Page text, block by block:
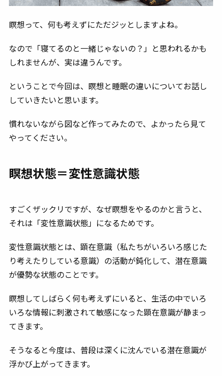
瞑想って、何も考えずにただジッとしますよね。
なので「寝てるのと一緒じゃないの？」と思われるかも
しれませんが、実は違うんです。
ということで今回は、瞑想と睡眠の違いについてお話し
していきたいと思います。
慣れないながら図など作ってみたので、よかったら見て
やってください。
瞑想状態＝変性意識状態
すごくザックリですが、なぜ瞑想をやるのかと言うと、
それは「変性意識状態」になるためです。
変性意識状態とは、顕在意識（私たちがいろいろ感じた
り考えたりしている意識）の活動が鈍化して、潜在意識
が優勢な状態のことです。
瞑想してしばらく何も考えずにいると、生活の中でいろ
いろな情報に刺激されて敏感になった顕在意識が静まっ
てきます。
そうなると今度は、普段は深くに沈んでいる潜在意識が
浮かび上がってきます。